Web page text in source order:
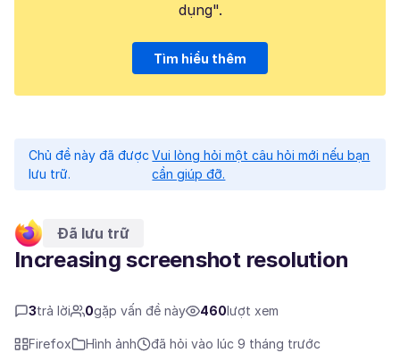
dụng".
Tìm hiểu thêm
Chủ đề này đã được
lưu trữ.
Vui lòng hỏi một câu hỏi mới nếu bạn
cần giúp đỡ.
Đã lưu trữ
Increasing screenshot resolution
3trả lời 0gặp vấn đề này 460lượt xem
Firefox Hình ảnh
đã hỏi vào lúc 9 tháng trước